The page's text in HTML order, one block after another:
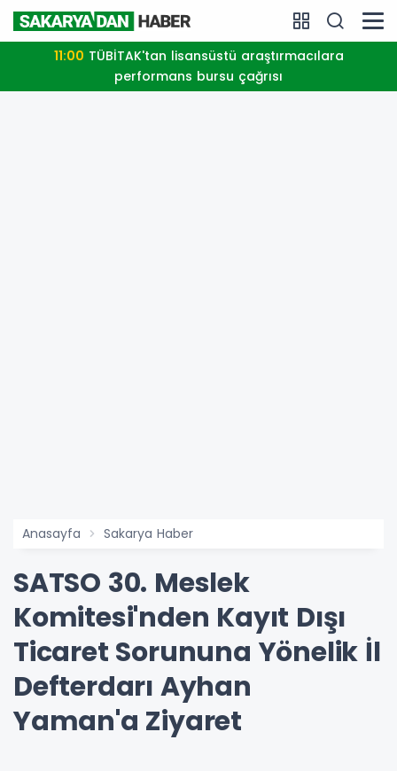
11:00
performans bursu çağrısı
Anasayfa Sakarya Haber
SATSO 30. Meslek
Komitesi'nden Kayıt Dışı
Ticaret Sorununa Yönelik İl
Defterdarı Ayhan
Yaman'a Ziyaret